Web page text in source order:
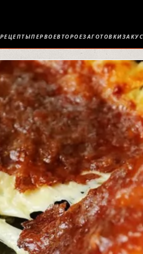
РЕЦЕПТЫПЕРВОЕВТОРОЕЗАГОТОВКИ